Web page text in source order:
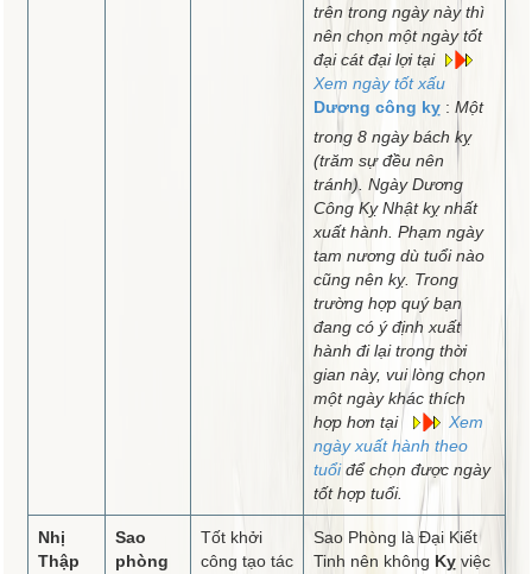
trên trong ngày này thì
nên chọn một ngày tốt
đại cát đại lợi tại
Xem ngày tốt xấu
Dương công kỵ: Một
trong 8 ngày bách kỵ
(trăm sự đều nên
tránh). Ngày Dương
Công Kỵ Nhật kỵ nhất
xuất hành. Phạm ngày
tam nương dù tuổi nào
cũng nên kỵ. Trong
trường hợp quý bạn
đang có ý định xuất
hành đi lại trong thời
gian này, vui lòng chọn
một ngày khác thích
hợp hơn tại
Xem
ngày xuất hành theo
tuổiđể chọn được ngày
tốt hợp tuổi.
Nhị
Thập
Sao
phòng
Tốt khởi
công tạo tác
Sao Phòng là Đại Kiết
Tinh nên không Kỵviệc